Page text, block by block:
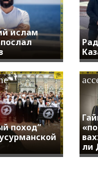
ислам
поход”
ли